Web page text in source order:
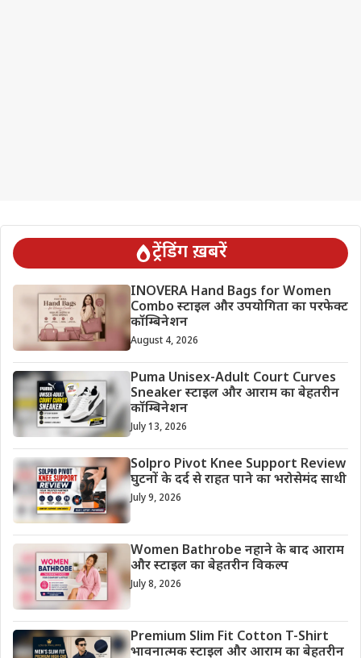
ट्रेंडिंग ख़बरें
INOVERA Hand Bags for Women
Combo स्टाइल और उपयोगिता का परफेक्ट
कॉम्बिनेशन
August 4, 2026
Puma Unisex-Adult Court Curves
Sneaker स्टाइल और आराम का बेहतरीन
कॉम्बिनेशन
July 13, 2026
Solpro Pivot Knee Support Review
घुटनों के दर्द से राहत पाने का भरोसेमंद साथी
July 9, 2026
Women Bathrobe नहाने के बाद आराम
और स्टाइल का बेहतरीन विकल्प
July 8, 2026
Premium Slim Fit Cotton T-Shirt
भावनात्मक स्टाइल और आराम का बेहतरीन